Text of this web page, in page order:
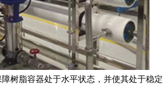
树脂容器处于水平状态，并使其处于稳定